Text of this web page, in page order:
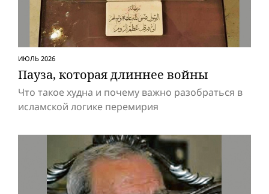
ИЮЛЬ 2026
Пауза, которая длиннее вой­ны
Что такое худна и почему важно разобраться в
исламской логике перемирия